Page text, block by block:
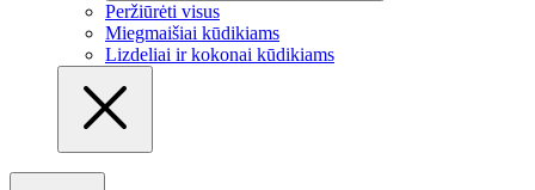
Peržiūrėti visus
Miegmaišiai kūdikiams
Lizdeliai ir kokonai kūdikiams